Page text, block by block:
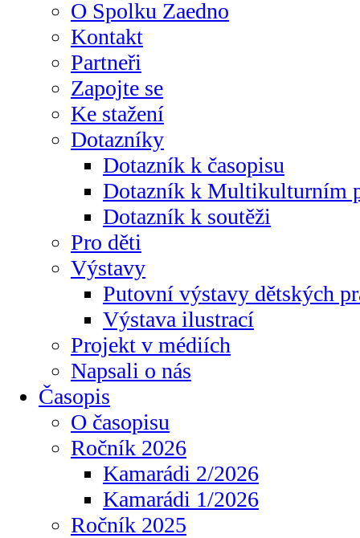
O Spolku Zaedno
Kontakt
Partneři
Zapojte se
Ke stažení
Dotazníky
Dotazník k časopisu
Dotazník k Multikulturním
Dotazník k soutěži
Pro děti
Výstavy
Putovní výstavy dětských
Výstava ilustrací
Projekt v médiích
Napsali o nás
Časopis
O časopisu
Ročník 2026
Kamarádi 2/2026
Kamarádi 1/2026
Ročník 2025